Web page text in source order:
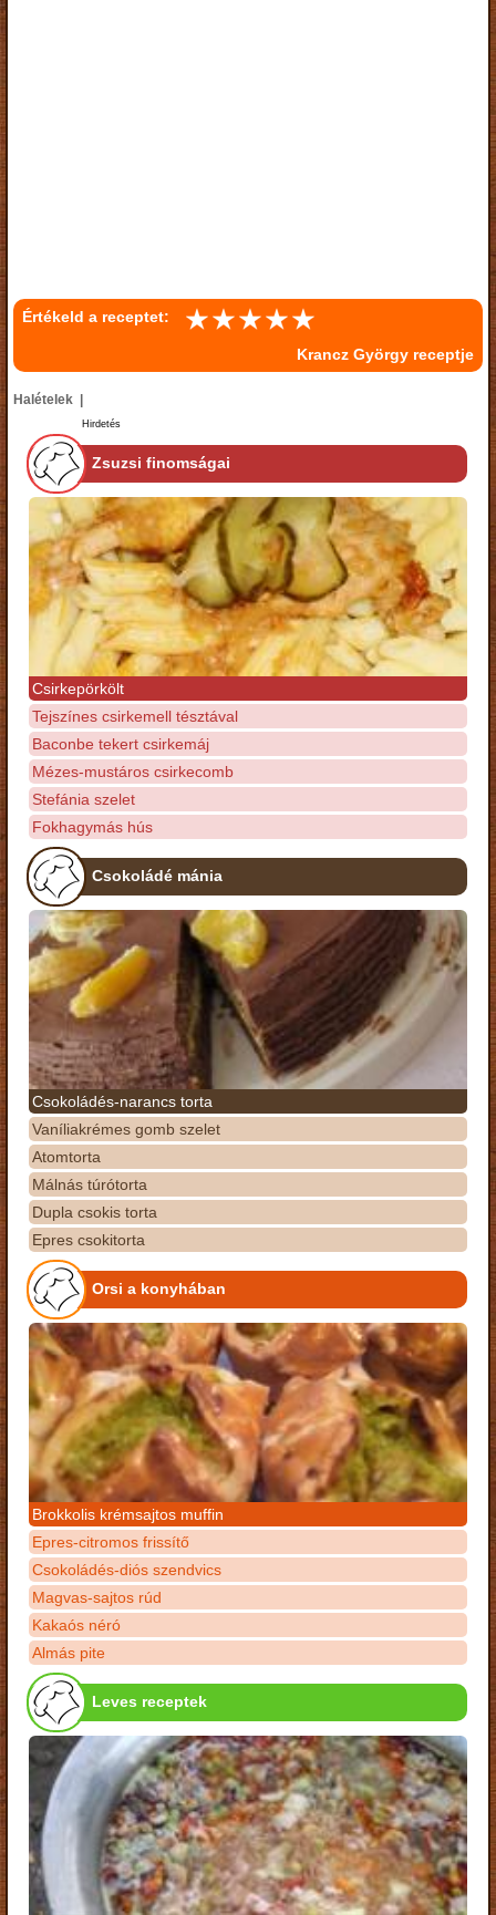
Értékeld a receptet:
Krancz György receptje
Halételek |
Hirdetés
Zsuzsi finomságai
Csirkepörkölt
Tejszínes csirkemell tésztával
Baconbe tekert csirkemáj
Mézes-mustáros csirkecomb
Stefánia szelet
Fokhagymás hús
Csokoládé mánia
Csokoládés-narancs torta
Vaníliakrémes gomb szelet
Atomtorta
Málnás túrótorta
Dupla csokis torta
Epres csokitorta
Orsi a konyhában
Brokkolis krémsajtos muffin
Epres-citromos frissítő
Csokoládés-diós szendvics
Magvas-sajtos rúd
Kakaós néró
Almás pite
Leves receptek